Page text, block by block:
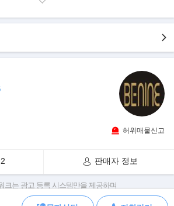
관 보유
라이빙 감성
의 2인승 로드스터. 1991년부터 개발이 시작
슬 적용하는 방식으로 개발이 진행되었고,
졌다.
허위매물신고
2 판매자 정보
크는 광고 등록 시스템만을 제공하며
내용에 대한 모든 책임은 판매자에게 있습니다.